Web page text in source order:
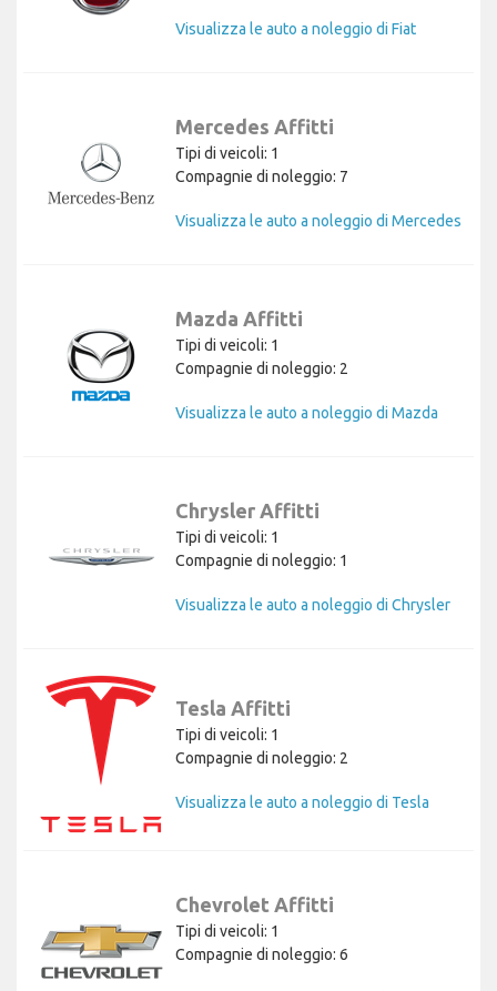
Visualizza le auto a noleggio di Fiat
Mercedes Affitti
Tipi di veicoli: 1
Compagnie di noleggio: 7
Visualizza le auto a noleggio di Mercedes
Mazda Affitti
Tipi di veicoli: 1
Compagnie di noleggio: 2
Visualizza le auto a noleggio di Mazda
Chrysler Affitti
Tipi di veicoli: 1
Compagnie di noleggio: 1
Visualizza le auto a noleggio di Chrysler
Tesla Affitti
Tipi di veicoli: 1
Compagnie di noleggio: 2
Visualizza le auto a noleggio di Tesla
Chevrolet Affitti
Tipi di veicoli: 1
Compagnie di noleggio: 6